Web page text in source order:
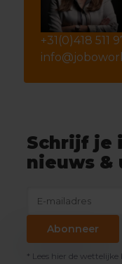
+31(0)418 511
Schrijf je
nieuws &
Abonneer
* Lees hier de